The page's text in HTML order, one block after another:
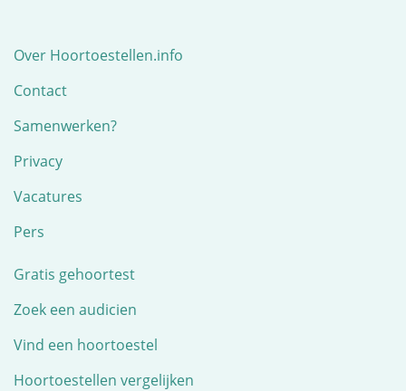
Over Hoortoestellen.info
Contact
Samenwerken?
Privacy
Vacatures
Pers
Gratis gehoortest
Zoek een audicien
Vind een hoortoestel
Hoortoestellen vergelijken